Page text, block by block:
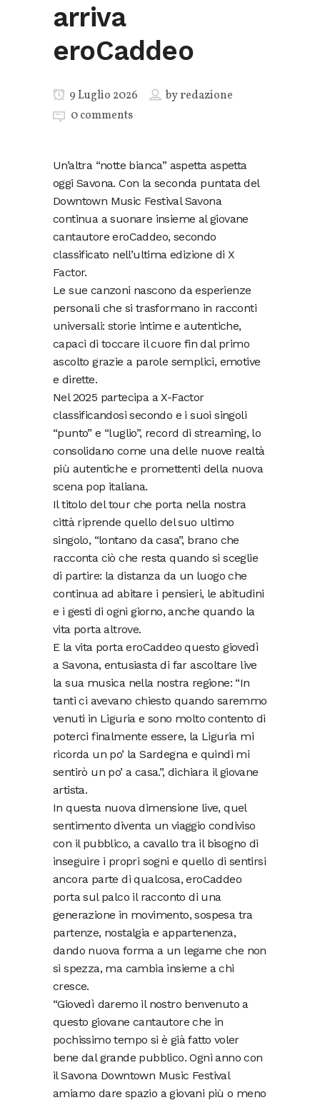
arriva
eroCaddeo
9 Luglio 2026 byredazione
0 comments
Un’altra “notte bianca” aspetta aspetta
oggi Savona. Con la seconda puntata del
Downtown Music Festival Savona
continua a suonare insieme al giovane
cantautore eroCaddeo, secondo
classificato nell’ultima edizione di X
Factor.
Le sue canzoni nascono da esperienze
personali che si trasformano in racconti
universali: storie intime e autentiche,
capaci di toccare il cuore fin dal primo
ascolto grazie a parole semplici, emotive
e dirette.
Nel 2025 partecipa a X-Factor
classificandosi secondo e i suoi singoli
“punto” e “luglio”, record di streaming, lo
consolidano come una delle nuove realtà
più autentiche e promettenti della nuova
scena pop italiana.
Il titolo del tour che porta nella nostra
città riprende quello del suo ultimo
singolo, “lontano da casa”, brano che
racconta ciò che resta quando si sceglie
di partire: la distanza da un luogo che
continua ad abitare i pensieri, le abitudini
e i gesti di ogni giorno, anche quando la
vita porta altrove.
E la vita porta eroCaddeo questo giovedì
a Savona, entusiasta di far ascoltare live
la sua musica nella nostra regione: “In
tanti ci avevano chiesto quando saremmo
venuti in Liguria e sono molto contento di
poterci finalmente essere, la Liguria mi
ricorda un po’ la Sardegna e quindi mi
sentirò un po’ a casa.”, dichiara il giovane
artista.
In questa nuova dimensione live, quel
sentimento diventa un viaggio condiviso
con il pubblico, a cavallo tra il bisogno di
inseguire i propri sogni e quello di sentirsi
ancora parte di qualcosa, eroCaddeo
porta sul palco il racconto di una
generazione in movimento, sospesa tra
partenze, nostalgia e appartenenza,
dando nuova forma a un legame che non
si spezza, ma cambia insieme a chi
cresce.
“Giovedì daremo il nostro benvenuto a
questo giovane cantautore che in
pochissimo tempo si è già fatto voler
bene dal grande pubblico. Ogni anno con
il Savona Downtown Music Festival
amiamo dare spazio a giovani più o meno